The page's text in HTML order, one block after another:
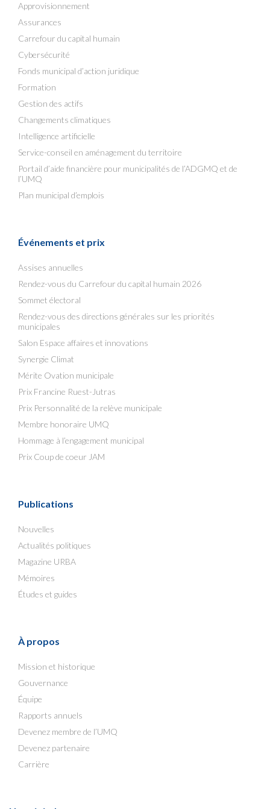
Approvisionnement
Assurances
Carrefour du capital humain
Cybersécurité
Fonds municipal d’action juridique
Formation
Gestion des actifs
Changements climatiques
Intelligence artificielle
Service-conseil en aménagement du territoire
Portail d’aide financière pour municipalités de l’ADGMQ et de
l’UMQ
Plan municipal d’emplois
Événements et prix
Assises annuelles
Rendez-vous du Carrefour du capital humain 2026
Sommet électoral
Rendez-vous des directions générales sur les priorités
municipales
Salon Espace affaires et innovations
Synergie Climat
Mérite Ovation municipale
Prix Francine Ruest-Jutras
Prix Personnalité de la relève municipale
Membre honoraire UMQ
Hommage à l’engagement municipal
Prix Coup de coeur JAM
Publications
Nouvelles
Actualités politiques
Magazine URBA
Mémoires
Études et guides
À propos
Mission et historique
Gouvernance
Équipe
Rapports annuels
Devenez membre de l’UMQ
Devenez partenaire
Carrière